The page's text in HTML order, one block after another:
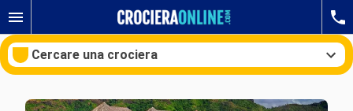
Cercare una crociera